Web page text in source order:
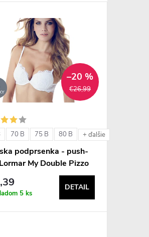
€26,99
–20 %
70 B 75 B 80 B + ďalšie
podprsenka - push-
My Double Pizzo
5 ks
DETAIL